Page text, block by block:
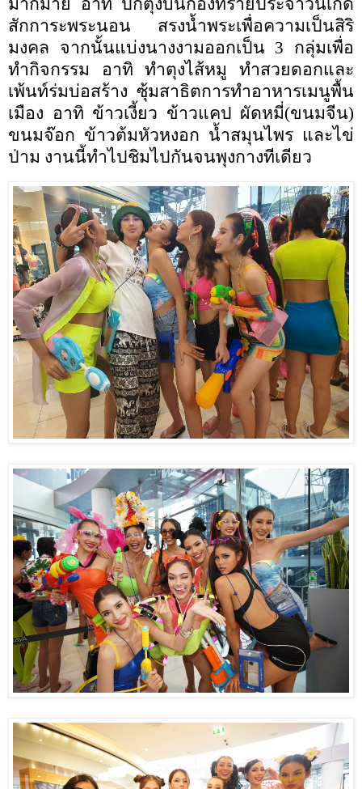
สักการะพระนอน สรงน้ำพระเพื่อความเป็นสิริ
มงคล จากนั้นแบ่งนางงามออกเป็น 3 กลุ่มเพื่อ
ทำกิจกรรม อาทิ ทำตุงไส้หมู ทำสวยดอกและ
เพ้นท์ร่มบ่อสร้าง ซุ้มสาธิตการทำอาหารเมนูพื้น
เมือง อาทิ ข้าวเงี้ยว ข้าวแคป ผัดหมี่(ขนมจีน)
ขนมจ๊อก ข้าวต้มหัวหงอก น้ำสมุนไพร และไข่
ป่าม งานนี้ทำไปชิมไปกันจนพุงกางทีเดียว